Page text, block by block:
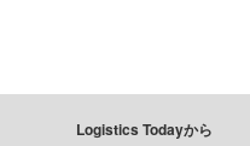
Logistics Todayから